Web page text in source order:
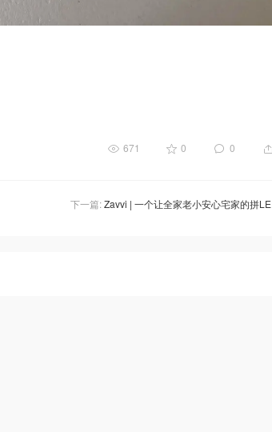
671 0 0
下一篇:Zavvi | 一个让全家老小安心宅家的拼LEGO宝藏海淘网站！